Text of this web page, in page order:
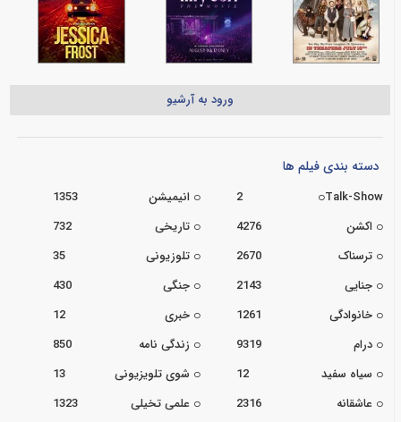
ورود به آرشیو
دسته بندی فیلم ها
Talk-Show
2 انیمیشن
1353
اکشن
4276 تاریخی
732
ترسناک
2670 تلوزیونی
35
جنایی
2143 جنگی
430
خانوادگی
1261 خبری
12
درام
9319 زندگی نامه
850
سیاه سفید
12 شوی تلویزیونی
13
عاشقانه
2316 علمی تخیلی
1323